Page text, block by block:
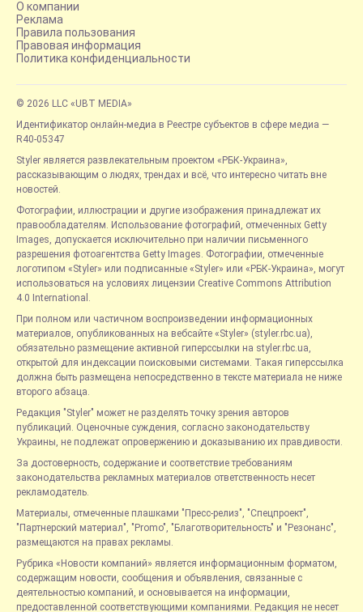
О компании
Реклама
Правила пользования
Правовая информация
Политика конфиденциальности
© 2026 LLC «UBT MEDIA»
Идентификатор онлайн-медиа в Реестре субъектов в сфере медиа —
R40-05347
Styler является развлекательным проектом «РБК-Украина»,
рассказывающим о людях, трендах и всё, что интересно читать вне
новостей.
Фотографии, иллюстрации и другие изображения принадлежат их
правообладателям. Использование фотографий, отмеченных Getty
Images, допускается исключительно при наличии письменного
разрешения фотоагентства Getty Images. Фотографии, отмеченные
логотипом «Styler» или подписанные «Styler» или «РБК-Украина», могут
использоваться на условиях лицензии Creative Commons Attribution
4.0 International.
При полном или частичном воспроизведении информационных
материалов, опубликованных на вебсайте «Styler» (styler.rbc.ua),
обязательно размещение активной гиперссылки на styler.rbc.ua,
открытой для индексации поисковыми системами. Такая гиперссылка
должна быть размещена непосредственно в тексте материала не ниже
второго абзаца.
Редакция "Styler" может не разделять точку зрения авторов
публикаций. Оценочные суждения, согласно законодательству
Украины, не подлежат опровержению и доказыванию их правдивости.
За достоверность, содержание и соответствие требованиям
законодательства рекламных материалов ответственность несет
рекламодатель.
Материалы, отмеченные плашками "Пресс-релиз", "Спецпроект",
"Партнерский материал", "Promo", "Благотворительность" и "Резонанс",
размещаются на правах рекламы.
Рубрика «Новости компаний» является информационным форматом,
содержащим новости, сообщения и объявления, связанные с
деятельностью компаний, и основывается на информации,
предоставленной соответствующими компаниями. Редакция не несет